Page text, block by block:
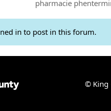
pharmacie
in to post in this forum.
© King